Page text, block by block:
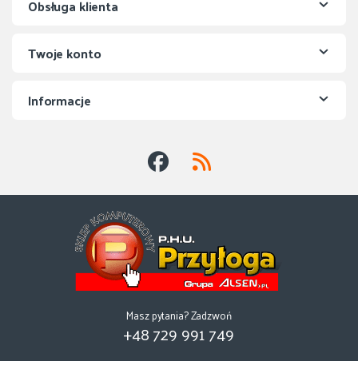
Obsługa klienta
Twoje konto
Informacje
Masz pytania? Zadzwoń
+48 729 991 749